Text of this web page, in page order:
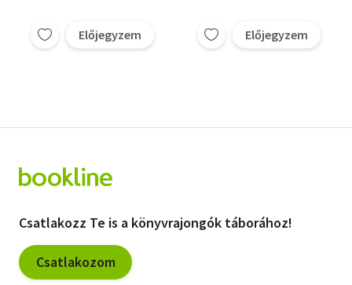
Előjegyzem Előjegyzem
Csatlakozz Te is a könyvrajongók táborához!
Csatlakozom